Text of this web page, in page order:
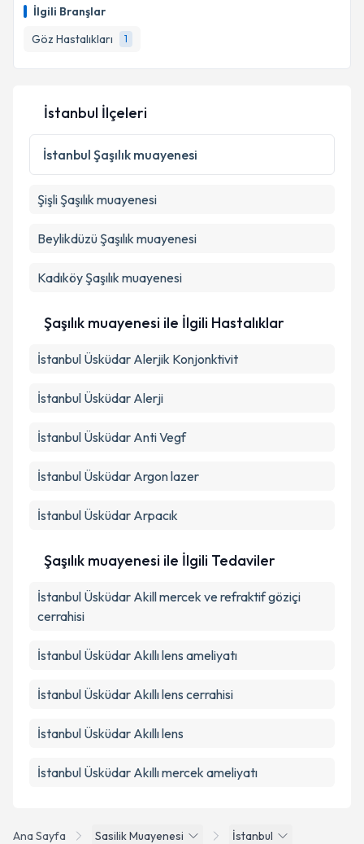
İlgili Branşlar
Göz Hastalıkları
1
Ana Sayfa Sasilik Muayenesi
İstanbul
İstanbul İlçeleri
İstanbul Şaşılık muayenesi
ŞişliŞaşılık muayenesi
BeylikdüzüŞaşılık muayenesi
KadıköyŞaşılık muayenesi
Şaşılık muayenesi ile İlgili Hastalıklar
İstanbul Üsküdar Alerjik Konjonktivit
İstanbul Üsküdar Alerji
İstanbul Üsküdar Anti Vegf
İstanbul Üsküdar Argon lazer
İstanbul Üsküdar Arpacık
Şaşılık muayenesi ile İlgili Tedaviler
İstanbul Üsküdar Akill mercek ve refraktif göziçi
cerrahisi
İstanbul Üsküdar Akıllı lens ameliyatı
İstanbul Üsküdar Akıllı lens cerrahisi
İstanbul Üsküdar Akıllı lens
İstanbul Üsküdar Akıllı mercek ameliyatı